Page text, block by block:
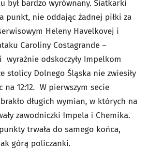
był bardzo wyrównany. Siatkarki
punkt, nie oddając żadnej piłki za
Heleny Havelkovej i
Caroliny Costagrande –
wyraźnie odskoczyły Impelkom
stolicy Dolnego Śląska nie zwiesiły
na 12:12. W pierwszym secie
długich wymian, w których na
zawodniczki Impela i Chemika.
trwała do samego końca,
górą policzanki.